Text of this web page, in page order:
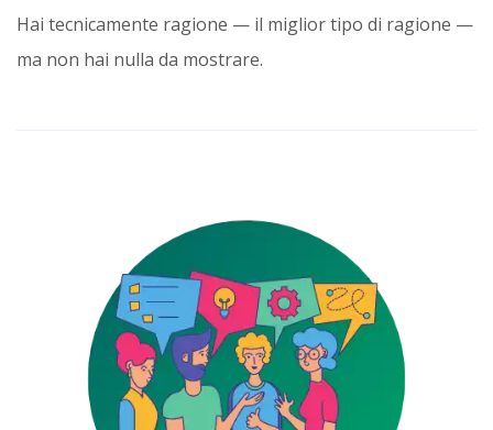
Hai tecnicamente ragione — il miglior tipo di ragione —
ma non hai nulla da mostrare.